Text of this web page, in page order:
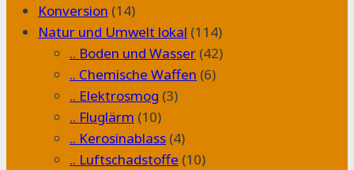
Konversion (14)
Natur und Umwelt lokal (114)
.. Boden und Wasser (42)
.. Chemische Waffen (6)
.. Elektrosmog (3)
.. Fluglärm (10)
.. Kerosinablass (4)
.. Luftschadstoffe (10)